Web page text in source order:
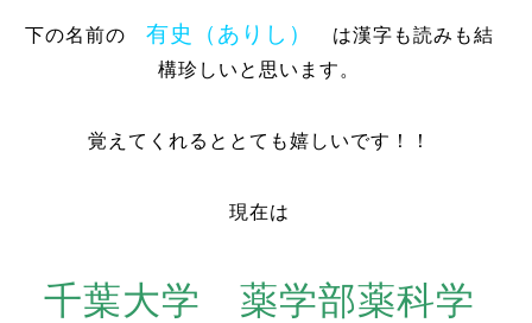
下の名前の 有史（ありし）
は漢字も読みも結
構珍しいと思います。
覚えてくれるととても嬉しいです！！
現在は
千葉大学 薬学部薬科学